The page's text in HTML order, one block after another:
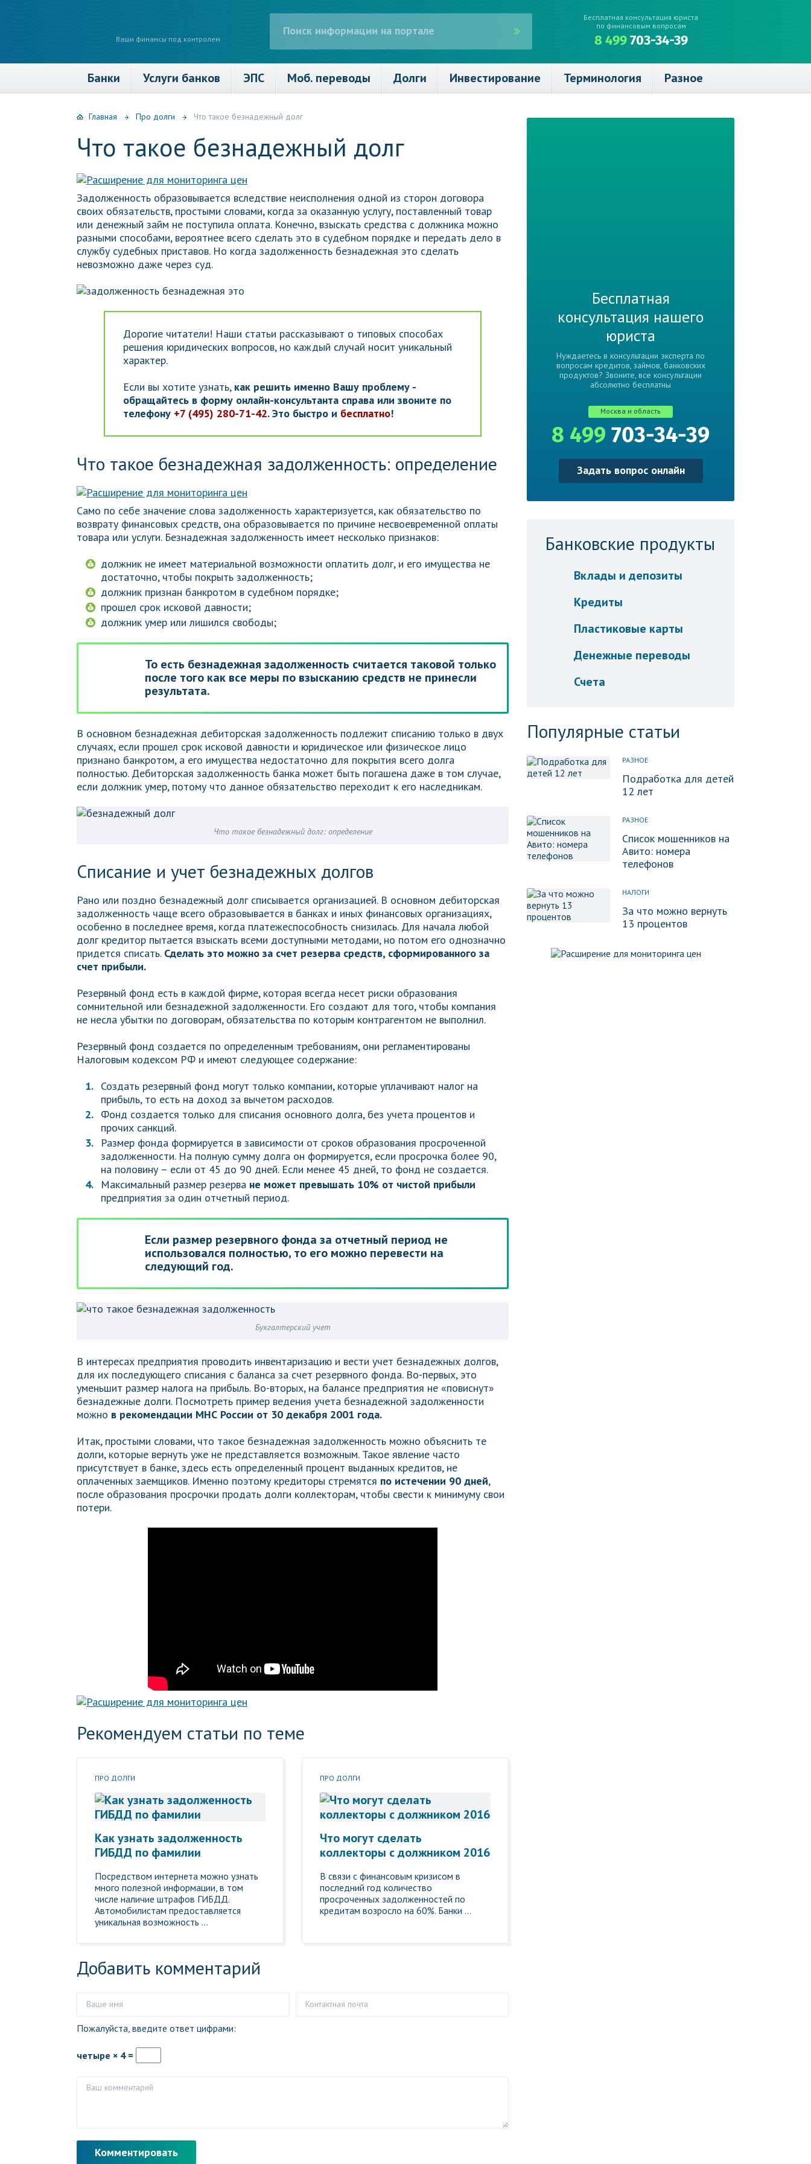
Ваши финансы под контролем
Бесплатная консультация юриста
по финансовым вопросам
8 499703-34-39
Банки Услуги банков ЭПС Моб. переводы Долги Инвестирование Терминология Разное
Главная Про долги Что такое безнадежный долг
Что такое безнадежный долг
Задолженность образовывается вследствие неисполнения одной из сторон договора
своих обязательств, простыми словами, когда за оказанную услугу, поставленный товар
или денежный займ не поступила оплата. Конечно, взыскать средства с должника можно
разными способами, вероятнее всего сделать это в судебном порядке и передать дело в
службу судебных приставов. Но когда задолженность безнадежная это сделать
невозможно даже через суд.
Дорогие читатели! Наши статьи рассказывают о типовых способах
решения юридических вопросов, но каждый случай носит уникальный
характер.
Если вы хотите узнать, как решить именно Вашу проблему -
обращайтесь в форму онлайн-консультанта справа или звоните по
телефону +7 (495) 280-71-42. Это быстро и бесплатно!
Что такое безнадежная задолженность: определение
Само по себе значение слова задолженность характеризуется, как обязательство по
возврату финансовых средств, она образовывается по причине несвоевременной оплаты
товара или услуги. Безнадежная задолженность имеет несколько признаков:
должник не имеет материальной возможности оплатить долг, и его имущества не
достаточно, чтобы покрыть задолженность;
должник признан банкротом в судебном порядке;
прошел срок исковой давности;
должник умер или лишился свободы;
То есть безнадежная задолженность считается таковой только
после того как все меры по взысканию средств не принесли
результата.
В основном безнадежная дебиторская задолженность подлежит списанию только в двух
случаях, если прошел срок исковой давности и юридическое или физическое лицо
признано банкротом, а его имущества недостаточно для покрытия всего долга
полностью. Дебиторская задолженность банка может быть погашена даже в том случае,
если должник умер, потому что данное обязательство переходит к его наследникам.
Что такое безнадежный долг: определение
Списание и учет безнадежных долгов
Рано или поздно безнадежный долг списывается организацией. В основном дебиторская
задолженность чаще всего образовывается в банках и иных финансовых организациях,
особенно в последнее время, когда платежеспособность снизилась. Для начала любой
долг кредитор пытается взыскать всеми доступными методами, но потом его однозначно
придется списать. Сделать это можно за счет резерва средств, сформированного за
счет прибыли.
Резервный фонд есть в каждой фирме, которая всегда несет риски образования
сомнительной или безнадежной задолженности. Его создают для того, чтобы компания
не несла убытки по договорам, обязательства по которым контрагентом не выполнил.
Резервный фонд создается по определенным требованиям, они регламентированы
Налоговым кодексом РФ и имеют следующее содержание:
Создать резервный фонд могут только компании, которые уплачивают налог на
прибыль, то есть на доход за вычетом расходов.
Фонд создается только для списания основного долга, без учета процентов и
прочих санкций.
Размер фонда формируется в зависимости от сроков образования просроченной
задолженности. На полную сумму долга он формируется, если просрочка более 90,
на половину – если от 45 до 90 дней. Если менее 45 дней, то фонд не создается.
Максимальный размер резерва не может превышать 10% от чистой прибыли
предприятия за один отчетный период.
Если размер резервного фонда за отчетный период не
использовался полностью, то его можно перевести на
следующий год.
Бухгалтерский учет
В интересах предприятия проводить инвентаризацию и вести учет безнадежных долгов,
для их последующего списания с баланса за счет резервного фонда. Во-первых, это
уменьшит размер налога на прибыль. Во-вторых, на балансе предприятия не «повиснут»
безнадежные долги. Посмотреть пример ведения учета безнадежной задолженности
можно в рекомендации МНС России от 30 декабря 2001 года.
Итак, простыми словами, что такое безнадежная задолженность можно объяснить те
долги, которые вернуть уже не представляется возможным. Такое явление часто
присутствует в банке, здесь есть определенный процент выданных кредитов, не
оплаченных заемщиков. Именно поэтому кредиторы стремятся по истечении 90 дней,
после образования просрочки продать долги коллекторам, чтобы свести к минимуму свои
потери.
Рекомендуем статьи по теме
ПРО ДОЛГИ
Как узнать задолженность
ГИБДД по фамилии
Посредством интернета можно узнать
много полезной информации, в том
числе наличие штрафов ГИБДД.
Автомобилистам предоставляется
уникальная возможность ...
ПРО ДОЛГИ
Что могут сделать
коллекторы с должником 2016
В связи с финансовым кризисом в
последний год количество
просроченных задолженностей по
кредитам возросло на 60%. Банки ...
Добавить комментарий
Пожалуйста, введите ответ цифрами:
четыре × 4 =
Бесплатная
консультация нашего
юриста
Нуждаетесь в консультации эксперта по
вопросам кредитов, займов, банковских
продуктов? Звоните, все консультации
абсолютно бесплатны
Москва и область
8 499 703-34-39
Задать вопрос онлайн
Банковские продукты
Вклады и депозиты
Кредиты
Пластиковые карты
Денежные переводы
Счета
Популярные статьи
РАЗНОЕ
Подработка для детей
12 лет
РАЗНОЕ
Список мошенников на
Авито: номера
телефонов
НАЛОГИ
За что можно вернуть
13 процентов